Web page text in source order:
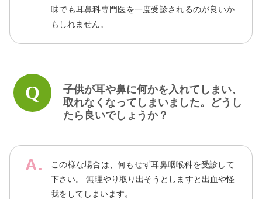
味でも耳鼻科専門医を一度受診されるのが良いか
もしれません。
子供が耳や鼻に何かを入れてしまい、
取れなくなってしまいました。どうし
たら良いでしょうか？
この様な場合は、何もせず耳鼻咽喉科を受診して
下さい。 無理やり取り出そうとしますと出血や怪
我をしてしまいます。